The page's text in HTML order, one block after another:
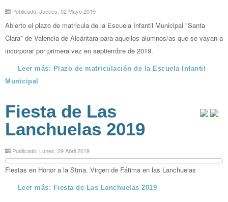
Publicado: Jueves, 02 Mayo 2019
Abierto el plazo de matricula de la Escuela Infantil Municipal "Santa
Clara" de Valencia de Alcántara para aquellos alumnos/as que se vayan a
incorporar por primera vez en septiembre de 2019.
Leer más: Plazo de matriculación de la Escuela Infantil
Municipal
Fiesta de Las
Lanchuelas 2019
Publicado: Lunes, 29 Abril 2019
Fiestas en Honor a la Stma. Virgen de Fátima en las Lanchuelas
Leer más: Fiesta de Las Lanchuelas 2019